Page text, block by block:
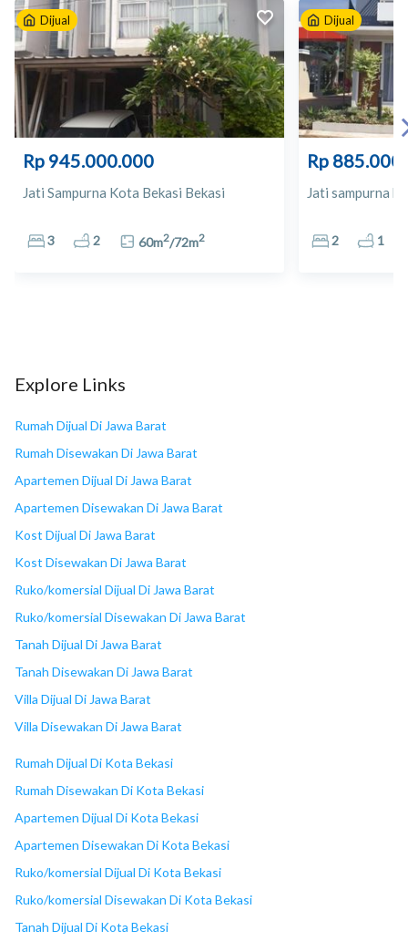
10 Giant
11 Giant Ekpres Kranggan
12 SUPERINDO Plaza Cibubur
13 Toko Obat Mamah Kaka
18 Cibubur Junction
Dijual
Rp 945.000.000
Jati Sampurna Kota Bekasi Bekasi
3 2 60m2/72m2
Dijual
Rp
Jati sampurna
2 1
Explore Links
Rumah Dijual Di Jawa Barat
Rumah Disewakan Di Jawa Barat
Apartemen Dijual Di Jawa Barat
Apartemen Disewakan Di Jawa Barat
Kost Dijual Di Jawa Barat
Kost Disewakan Di Jawa Barat
Ruko/komersial Dijual Di Jawa Barat
Ruko/komersial Disewakan Di Jawa Barat
Tanah Dijual Di Jawa Barat
Tanah Disewakan Di Jawa Barat
Villa Dijual Di Jawa Barat
Villa Disewakan Di Jawa Barat
Rumah Dijual Di Kota Bekasi
Rumah Disewakan Di Kota Bekasi
Apartemen Dijual Di Kota Bekasi
Apartemen Disewakan Di Kota Bekasi
Ruko/komersial Dijual Di Kota Bekasi
Ruko/komersial Disewakan Di Kota Bekasi
Tanah Dijual Di Kota Bekasi